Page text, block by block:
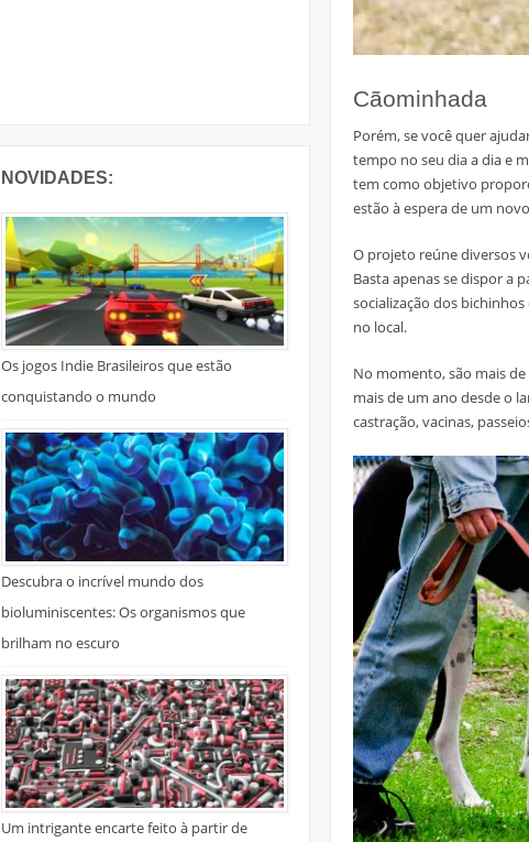
NOVIDADES:
Os jogos Indie Brasileiros que estão
conquistando o mundo
Descubra o incrível mundo dos
bioluminiscentes: Os organismos que
brilham no escuro
Um intrigante encarte feito à partir de
Cãominhada
Porém, se você quer
tempo no seu dia a dia e
tem como objetivo
estão à espera de um
O projeto reúne diversos
Basta apenas se dispor a
socialização dos
no local.
No momento, são mais
mais de um ano desde o
castração, vacinas,